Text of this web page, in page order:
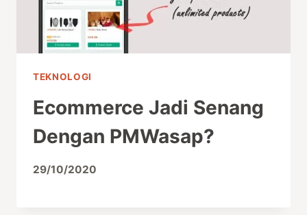
TEKNOLOGI
Ecommerce Jadi Senang
Dengan PMWasap?
29/10/2020